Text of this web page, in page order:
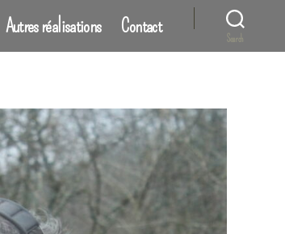
Autres réalisations Contact
Search